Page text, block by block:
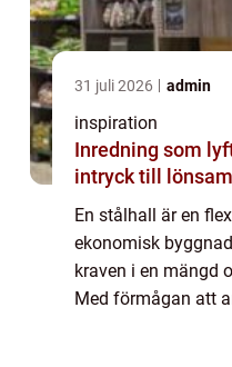
31 juli 2026 admin
inspiration
Inredning som lyfter
intryck till
En stålhall är en
ekonomisk
kraven i en mängd
Med förmågan att